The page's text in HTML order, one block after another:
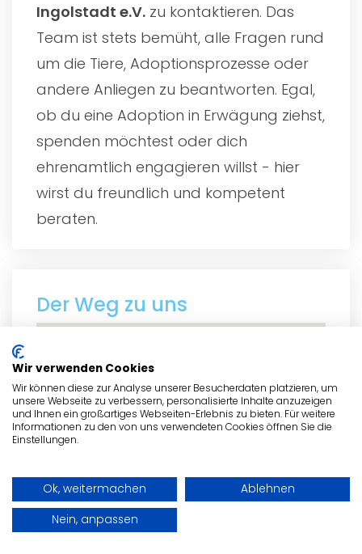
Ingolstadt e.V. zu kontaktieren. Das
Team ist stets bemüht, alle Fragen rund
um die Tiere, Adoptionsprozesse oder
andere Anliegen zu beantworten. Egal,
ob du eine Adoption in Erwägung ziehst,
spenden möchtest oder dich
ehrenamtlich engagieren willst - hier
wirst du freundlich und kompetent
beraten.
Der Weg zu uns
Wir verwenden Cookies
Wir können diese zur Analyse unserer Besucherdaten platzieren, um
unsere Webseite zu verbessern, personalisierte Inhalte anzuzeigen
und Ihnen ein großartiges Webseiten-Erlebnis zu bieten. Für weitere
Informationen zu den von uns verwendeten Cookies öffnen Sie die
Einstellungen.
Ok, weitermachen
Ablehnen
Nein, anpassen